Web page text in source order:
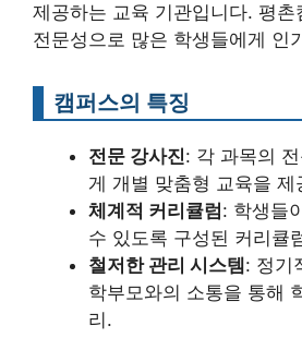
제공하는 교육 기관입니다. 평촌
전문성으로 많은 학생들에게 인
캠퍼스의 특징
전문 강사진: 각 과목의
게 개별 맞춤형 교육을 제
체계적 커리큘럼 : 학생들
수 있도록 구성된 커리큘
철저한 관리 시스템 : 정기
학부모와의 소통을 통해
리.